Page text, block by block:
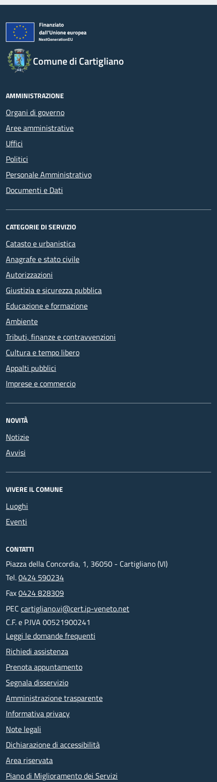
Comune di Cartigliano
AMMINISTRAZIONE
Organi di governo
Aree amministrative
Uffici
Politici
Personale Amministrativo
Documenti e Dati
CATEGORIE DI SERVIZIO
Catasto e urbanistica
Anagrafe e stato civile
Autorizzazioni
Giustizia e sicurezza pubblica
Educazione e formazione
Ambiente
Tributi, finanze e contravvenzioni
Cultura e tempo libero
Appalti pubblici
Imprese e commercio
NOVITÀ
Notizie
Avvisi
VIVERE IL COMUNE
Luoghi
Eventi
CONTATTI
Piazza della Concordia, 1, 36050 - Cartigliano (VI)
Tel.0424 590234
Fax0424 828309
PEC cartigliano.vi@cert.ip-veneto.net
C.F. e P.IVA 00521900241
Leggi le domande frequenti
Richiedi assistenza
Prenota appuntamento
Segnala disservizio
Amministrazione trasparente
Informativa privacy
Note legali
Dichiarazione di accessibilità
Area riservata
Piano di Miglioramento dei Servizi